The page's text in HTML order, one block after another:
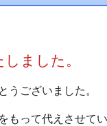
ました。
うございました。
もって代えさせてい